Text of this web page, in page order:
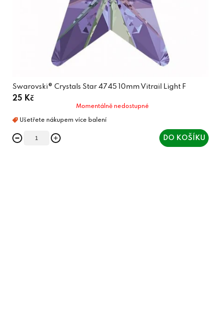
Swarovski® Crystals Star 4745 10mm Vitrail Light F
25 Kč
Momentálně nedostupné
DO KOŠÍKU